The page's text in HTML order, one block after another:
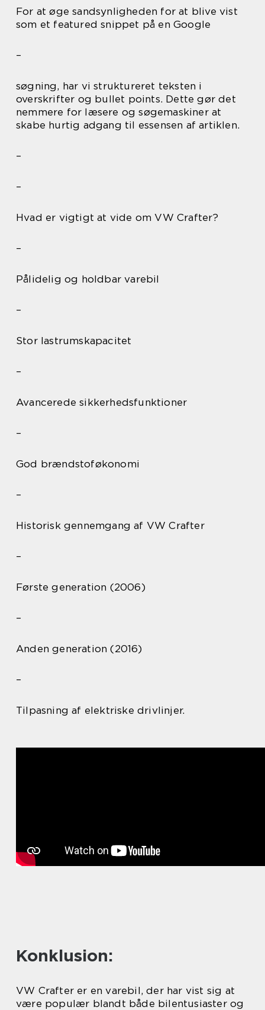
For at øge sandsynligheden for at blive vist
som et featured snippet på en Google
–
søgning, har vi struktureret teksten i
overskrifter og bullet points. Dette gør det
nemmere for læsere og søgemaskiner at
skabe hurtig adgang til essensen af artiklen.
–
–
Hvad er vigtigt at vide om VW Crafter?
–
Pålidelig og holdbar varebil
–
Stor lastrumskapacitet
–
Avancerede sikkerhedsfunktioner
–
God brændstoføkonomi
–
Historisk gennemgang af VW Crafter
–
Første generation (2006)
–
Anden generation (2016)
–
Tilpasning af elektriske drivlinjer.
Konklusion:
VW Crafter er en varebil, der har vist sig at
være populær blandt både bilentusiaster og